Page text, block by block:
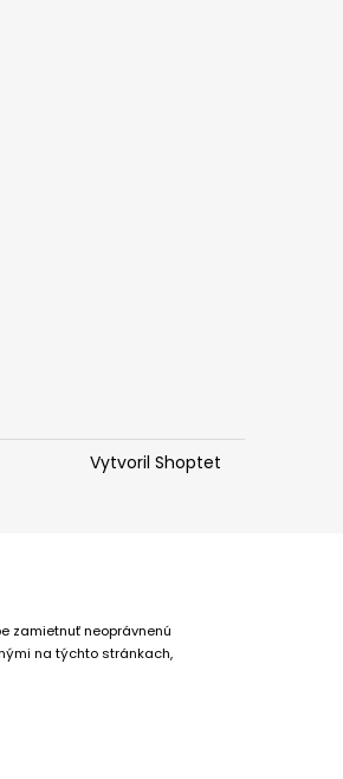
Vytvoril Shoptet
zamietnuť neoprávnenú
na týchto stránkach,